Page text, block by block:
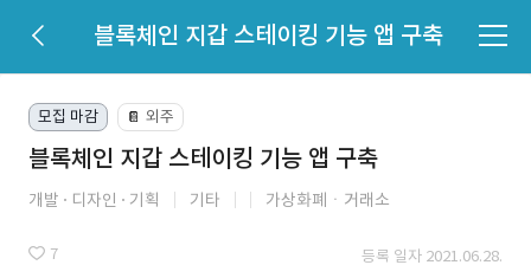
블록체인 지갑 스테이킹 기능 앱 구축
모집 마감 📔 외주
블록체인 지갑 스테이킹 기능 앱 구축
개발 디자인 기획 기타 가상화폐ㆍ거래소
7 등록 일자 2021.06.28.